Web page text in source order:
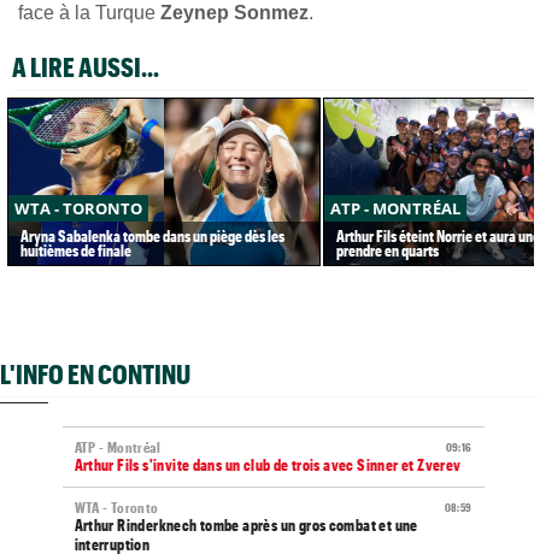
face à la Turque Zeynep Sonmez.
A LIRE AUSSI...
WTA - TORONTO
Aryna Sabalenka tombe dans un piège dès les
huitièmes de finale
ATP - MONTRÉAL
Arthur Fils éteint Norrie et aura
prendre en quarts
L'INFO EN CONTINU
09:16
ATP - Montréal
Arthur Fils s'invite dans un club de trois avec Sinner et Zverev
08:59
WTA - Toronto
Arthur Rinderknech tombe après un gros combat et une
interruption